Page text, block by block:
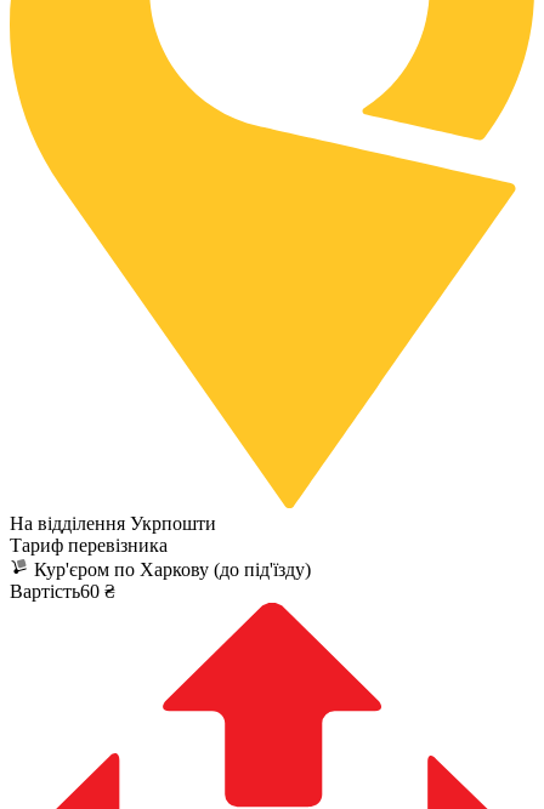
На відділення Укрпошти
Тариф перевізника
Кур'єром по Харкову (до під'їзду)
Вартість60 ₴